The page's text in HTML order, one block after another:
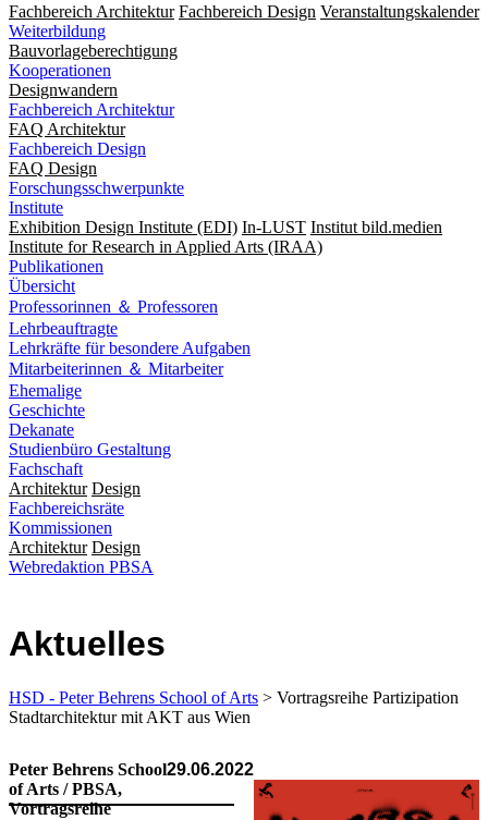
Fachbereich Architektur Fachbereich Design Veranstaltungskalender
Weiterbildung
Bauvorlageberechtigung
Kooperationen
Designwandern
Fachbereich Architektur
FAQ Architektur
Fachbereich Design
FAQ Design
Forschungsschwerpunkte
Institute
Exhibition Design Institute (EDI) In-LUST Institut bild.medien
Institute for Research in Applied Arts (IRAA)
Publikationen
Übersicht
Professorinnen ＆ Professoren
Lehrbeauftragte
Lehrkräfte für besondere Aufgaben
Mitarbeiterinnen ＆ Mitarbeiter
Ehemalige
Geschichte
Dekanate
Studienbüro Gestaltung
Fachschaft
Architektur Design
Fachbereichsräte
Kommissionen
Architektur Design
Webredaktion PBSA
Aktuelles
HSD - Peter Behrens School of Arts > Vortragsreihe Partizipation
Stadtarchitektur mit AKT aus Wien
Peter Behrens School
of Arts / PBSA,
Vortragsreihe
29.06.2022